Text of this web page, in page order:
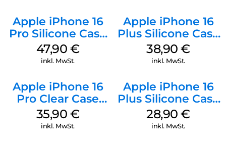
Apple iPhone 16
Pro Silicone Case
MagSafe Denim
47,90 €
inkl. MwSt.
Apple iPhone 16
Plus Silicone Case
MagSafe Denim
38,90€
inkl. MwSt.
Apple iPhone 16
Pro Clear Case
MagSafe
Transparent
35,90 €
inkl. MwSt.
Apple iPhone 16
Plus Silicone Case
MagSafe Black
28,90€
inkl. MwSt.